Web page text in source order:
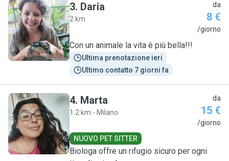
D
3. Daria
2 km
da
8 €
/giorno
Con un animale la vita è più bella!!!
Ultima prenotazione ieri
Ultimo contatto 7 giorni fa
M
4. Marta
1.2 km - Milano
da
15 €
/giorno
NUOVO PET SITTER
Biologa offre un rifugio sicuro per ogni